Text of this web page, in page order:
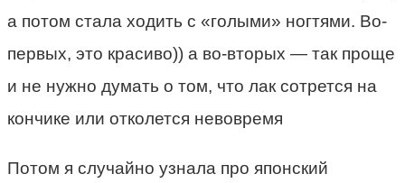
а потом стала ходить с «голыми» ногтями. Во-
первых, это красиво)) а во-вторых — так проще
и не нужно думать о том, что лак сотрется на
кончике или отколется невовремя
Потом я случайно узнала про японский